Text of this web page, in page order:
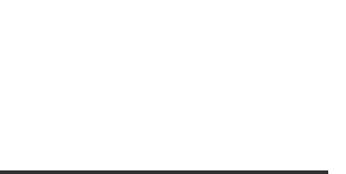
gr cantidad